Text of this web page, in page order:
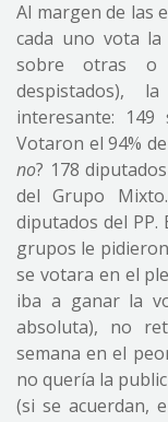
Al margen de las
cada uno vota
sobre otras o
despistados),
interesante:
Votaron el 94%
no? 178
del Grupo
diputados del PP.
grupos le
se votara en el
iba a ganar la
absoluta), no
semana en el
no quería la
(si se acuerdan,